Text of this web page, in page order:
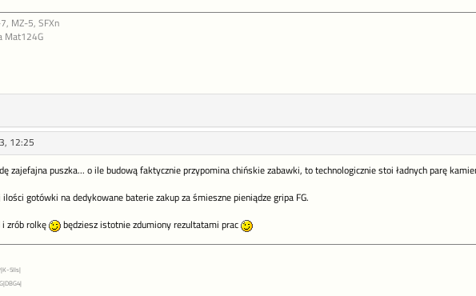
MZ-5, SFXn
Mat124G
12:25
zajefajna puszka... o ile budową faktycznie przypomina chińskie zabawki, to technologicznie stoi ładnych parę
gotówki na dedykowane baterie zakup za śmieszne pieniądze gripa FG.
zrób rolkę
będziesz istotnie zdumiony rezultatami prac
5IIs|